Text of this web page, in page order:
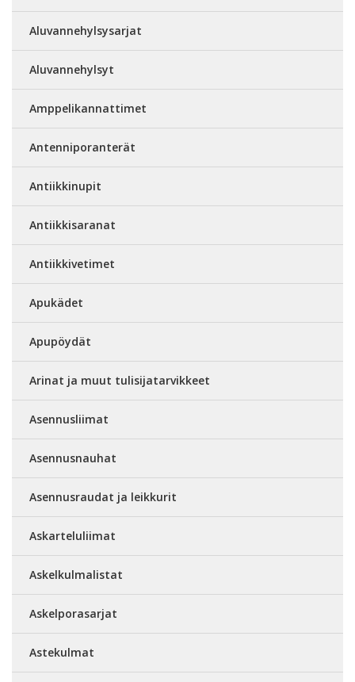
Aluvannehylsysarjat
Aluvannehylsyt
Amppelikannattimet
Antenniporanterät
Antiikkinupit
Antiikkisaranat
Antiikkivetimet
Apukädet
Apupöydät
Arinat ja muut tulisijatarvikkeet
Asennusliimat
Asennusnauhat
Asennusraudat ja leikkurit
Askarteluliimat
Askelkulmalistat
Askelporasarjat
Astekulmat